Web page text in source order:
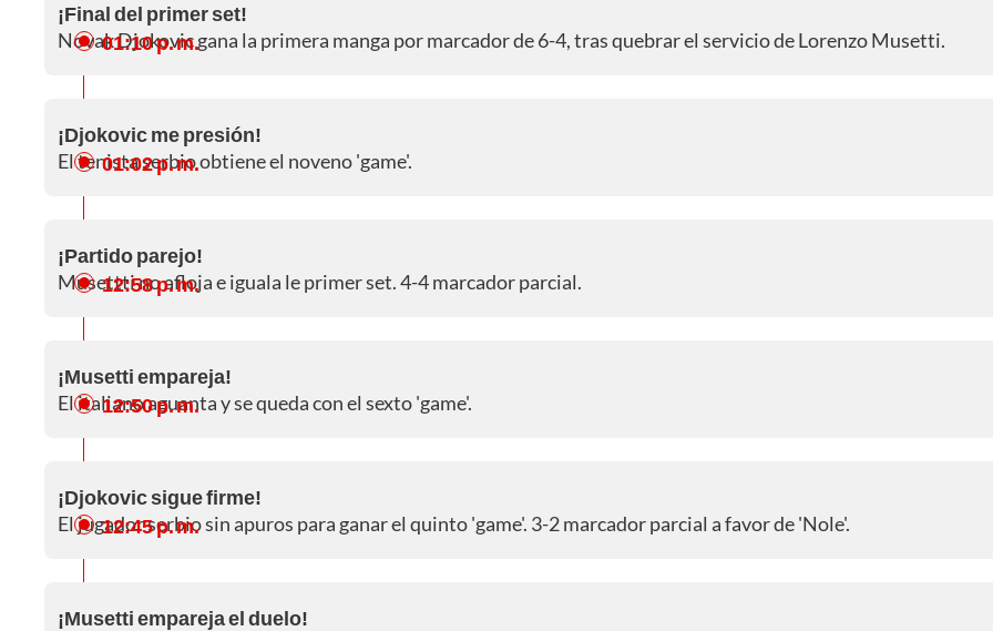
¡Final del primer set!
Novak Djokovic gana la primera manga por marcador de 6-4, tras quebrar el servicio de Lorenzo Musetti.
01:10 p. m.
¡Djokovic me presión!
El tenista serbio obtiene el noveno 'game'.
01:02 p. m.
¡Partido parejo!
Musettti no afloja e iguala le primer set. 4-4 marcador parcial.
12:58 p. m.
¡Musetti empareja!
El italiano aguanta y se queda con el sexto 'game'.
12:50 p. m.
¡Djokovic sigue firme!
El jugador serbio sin apuros para ganar el quinto 'game'. 3-2 marcador parcial a favor de 'Nole'.
12:45 p. m.
¡Musetti empareja el duelo!